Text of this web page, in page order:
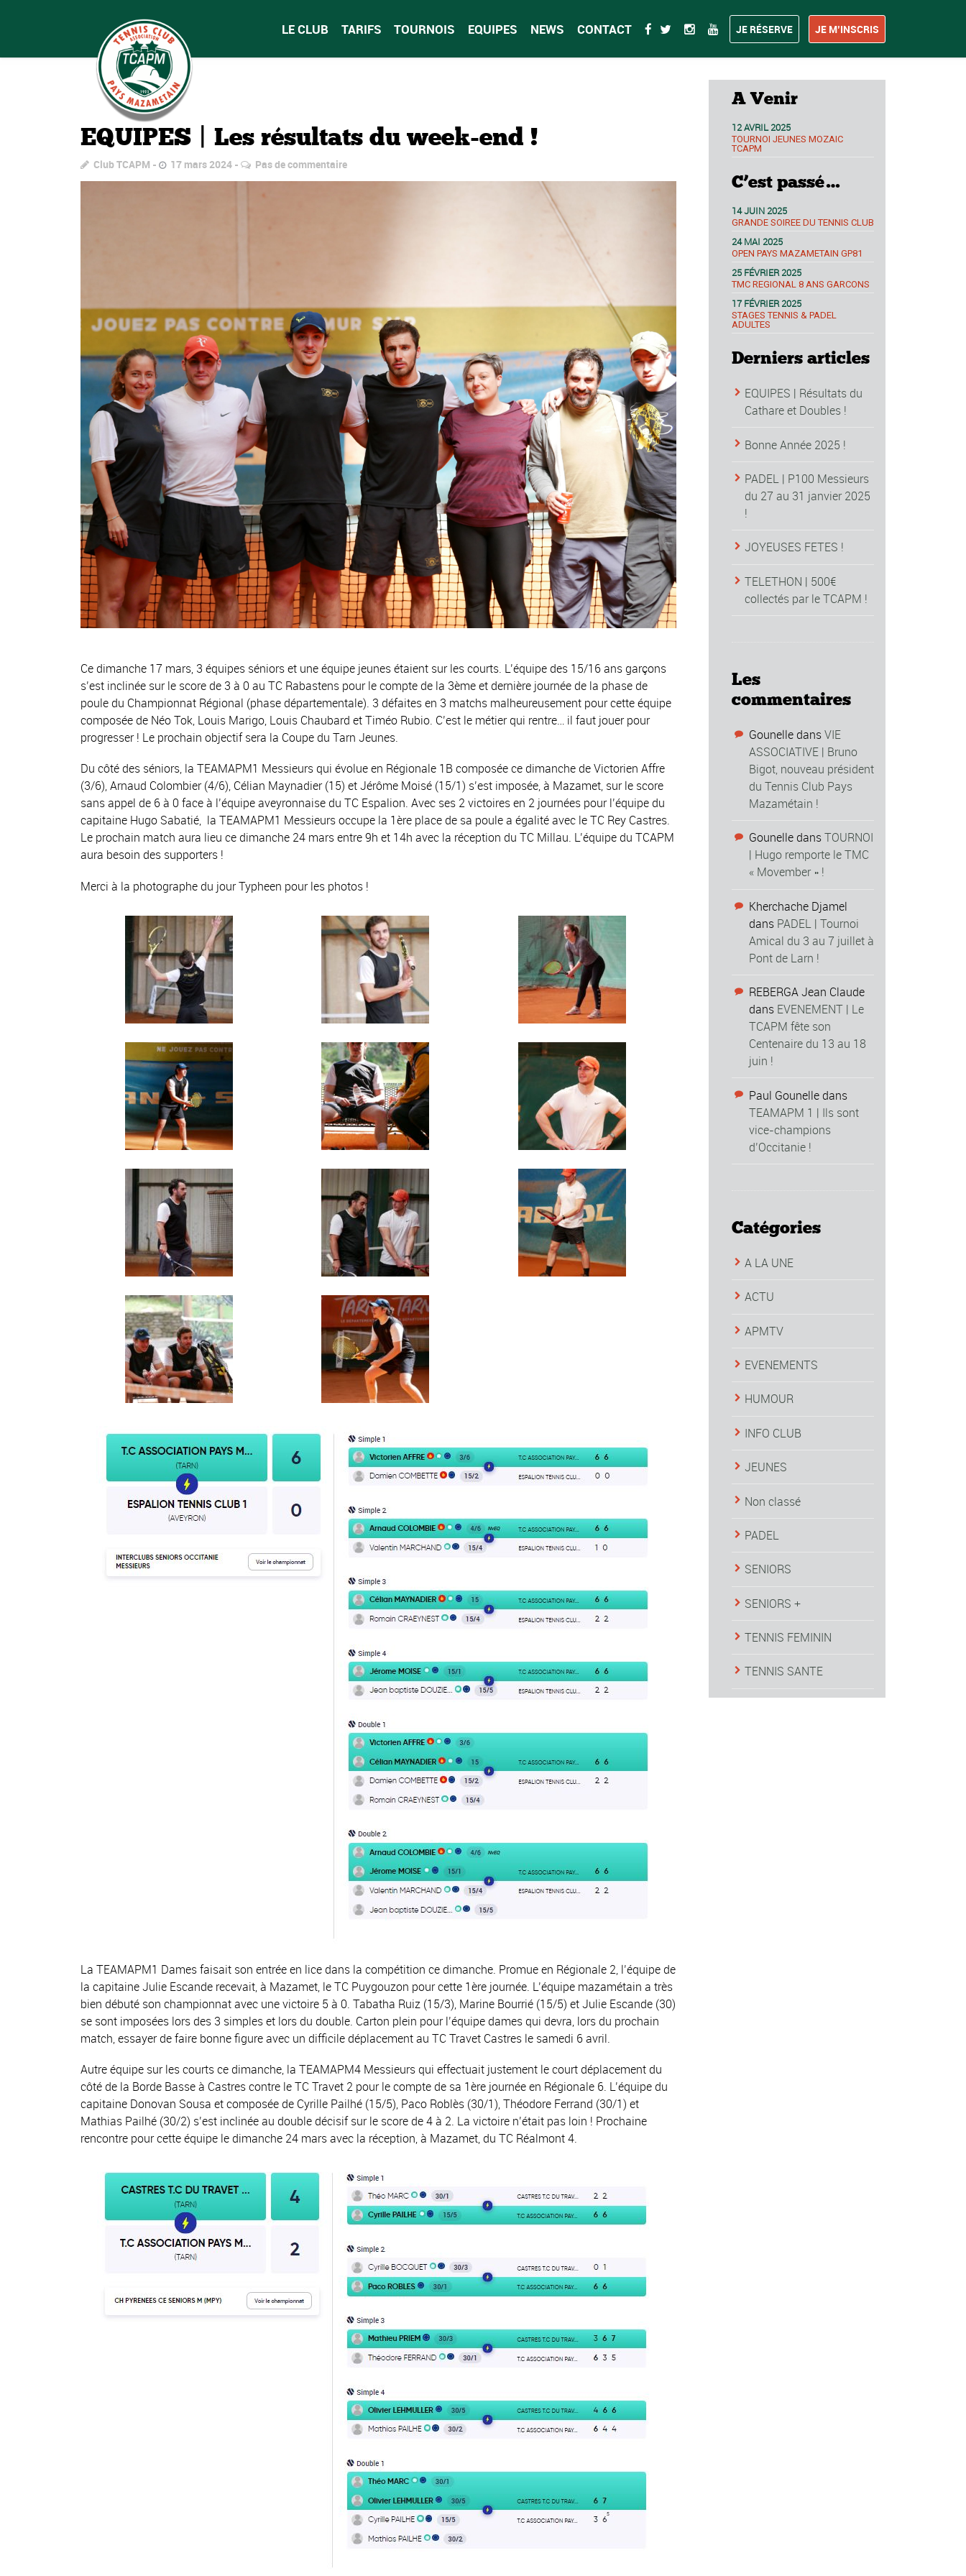
LE CLUB TARIFS TOURNOIS EQUIPES NEWS CONTACT JE RÉSERVE JE M’INSCRIS
EQUIPES | Les résultats du week-end !
Club TCAPM 17 mars 2024 Pas de commentaire
Ce dimanche 17 mars, 3 équipes séniors et une équipe jeunes étaient sur les courts. L’équipe des 15/16 ans garçons
s’est inclinée sur le score de 3 à 0 au TC Rabastens pour le compte de la 3ème et dernière journée de la phase de
poule du Championnat Régional (phase départementale). 3 défaites en 3 matchs malheureusement pour cette équipe
composée de Néo Tok, Louis Marigo, Louis Chaubard et Timéo Rubio. C’est le métier qui rentre… il faut jouer pour
progresser ! Le prochain objectif sera la Coupe du Tarn Jeunes.
Du côté des séniors, la TEAMAPM1 Messieurs qui évolue en Régionale 1B composée ce dimanche de Victorien Affre
(3/6), Arnaud Colombier (4/6), Célian Maynadier (15) et Jérôme Moisé (15/1) s’est imposée, à Mazamet, sur le score
sans appel de 6 à 0 face à l’équipe aveyronnaise du TC Espalion. Avec ses 2 victoires en 2 journées pour l’équipe du
capitaine Hugo Sabatié, la TEAMAPM1 Messieurs occupe la 1ère place de sa poule a égalité avec le TC Rey Castres.
Le prochain match aura lieu ce dimanche 24 mars entre 9h et 14h avec la réception du TC Millau. L’équipe du TCAPM
aura besoin des supporters !
Merci à la photographe du jour Typheen pour les photos !
La TEAMAPM1 Dames faisait son entrée en lice dans la compétition ce dimanche. Promue en Régionale 2, l’équipe de
la capitaine Julie Escande recevait, à Mazamet, le TC Puygouzon pour cette 1ère journée. L’équipe mazamétain a très
bien débuté son championnat avec une victoire 5 à 0. Tabatha Ruiz (15/3), Marine Bourrié (15/5) et Julie Escande (30)
se sont imposées lors des 3 simples et lors du double. Carton plein pour l’équipe dames qui devra, lors du prochain
match, essayer de faire bonne figure avec un difficile déplacement au TC Travet Castres le samedi 6 avril.
Autre équipe sur les courts ce dimanche, la TEAMAPM4 Messieurs qui effectuait justement le court déplacement du
côté de la Borde Basse à Castres contre le TC Travet 2 pour le compte de sa 1ère journée en Régionale 6. L’équipe du
capitaine Donovan Sousa et composée de Cyrille Pailhé (15/5), Paco Roblès (30/1), Théodore Ferrand (30/1) et
Mathias Pailhé (30/2) s’est inclinée au double décisif sur le score de 4 à 2. La victoire n’était pas loin ! Prochaine
rencontre pour cette équipe le dimanche 24 mars avec la réception, à Mazamet, du TC Réalmont 4.
A Venir
12 AVRIL 2025
TOURNOI JEUNES MOZAIC
TCAPM
C’est passé…
14 JUIN 2025
GRANDE SOIREE DU TENNIS CLUB
24 MAI 2025
OPEN PAYS MAZAMETAIN GP81
25 FÉVRIER 2025
TMC REGIONAL 8 ANS GARCONS
17 FÉVRIER 2025
STAGES TENNIS & PADEL
ADULTES
Derniers articles
EQUIPES | Résultats du
Cathare et Doubles !
Bonne Année 2025 !
PADEL | P100 Messieurs
du 27 au 31 janvier 2025
!
JOYEUSES FETES !
TELETHON | 500€
collectés par le TCAPM !
Les
commentaires
GounelledansVIE
ASSOCIATIVE | Bruno
Bigot, nouveau président
du Tennis Club Pays
Mazamétain !
GounelledansTOURNOI
| Hugo remporte le TMC
« Movember » !
Kherchache Djamel
dans PADEL | Tournoi
Amical du 3 au 7 juillet à
Pont de Larn !
REBERGA Jean Claude
dans EVENEMENT | Le
TCAPM fête son
Centenaire du 13 au 18
juin !
Paul Gounelledans
TEAMAPM 1 | Ils sont
vice-champions
d’Occitanie !
Catégories
A LA UNE
ACTU
APMTV
EVENEMENTS
HUMOUR
INFO CLUB
JEUNES
Non classé
PADEL
SENIORS
SENIORS +
TENNIS FEMININ
TENNIS SANTE